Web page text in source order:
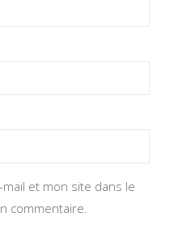
et mon site dans le
commentaire.